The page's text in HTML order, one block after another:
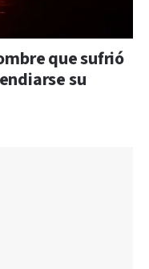
que sufrió
su